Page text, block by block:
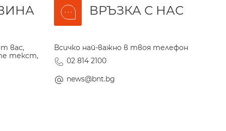
вас,
текст,
ВРЪЗКА С НАС
Всичко най-важно в твоя телефон
02 814 2100
news@bnt.bg